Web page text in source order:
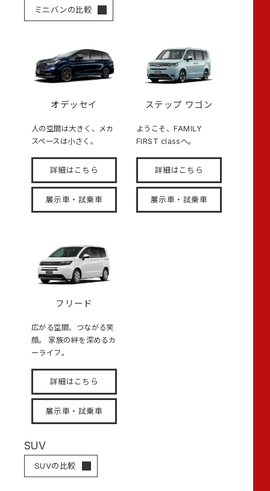
ミニバンの比較
オデッセイ
人の空間は大きく、メカ
スペースは小さく。
詳細はこちら
展示車・試乗車
ステップ ワゴン
ようこそ、FAMILY
FIRST classへ。
詳細はこちら
展示車・試乗車
フリード
広がる空間、つながる笑
顔。 家族の絆を深めるカ
ーライフ。
詳細はこちら
展示車・試乗車
SUV
SUVの比較